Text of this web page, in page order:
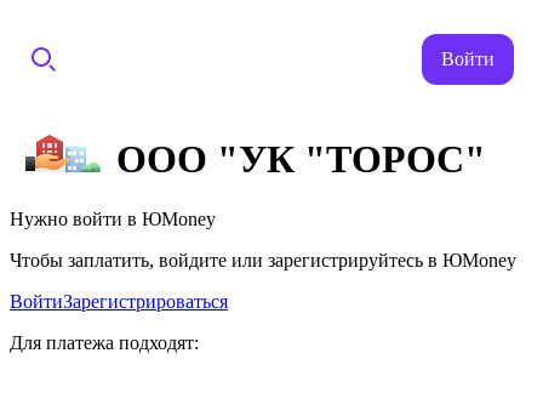
Войти
ООО "УК "ТОРОС"
Нужно войти в ЮMoney
Чтобы заплатить, войдите или зарегистрируйтесь в ЮMoney
ВойтиЗарегистрироваться
Для платежа подходят: